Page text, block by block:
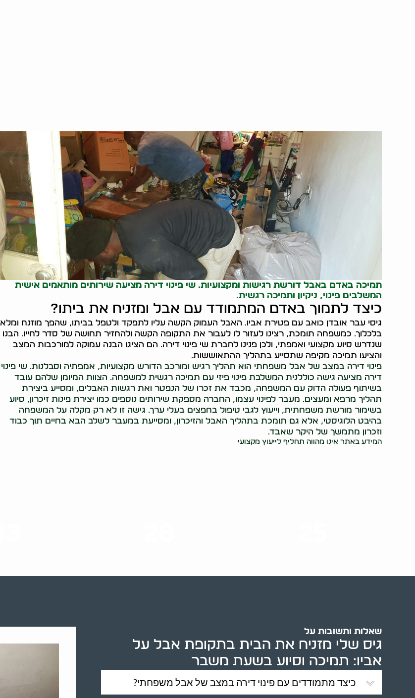
תמיכה באדם באבל דורשת רגישות ומקצועיות. שי פינוי דירה מציעה שירותים מותאמים אישית
המשלבים פינוי, ניקיון ותמיכה רגשית.
כיצד לתמוך באדם המתמודד עם אבל ומזניח את ביתו?
גיסי עבר אובדן כואב עם פטירת אביו. האבל העמוק הקשה עליו לתפקד ולטפל בביתו, שהפך מוזנח ומלא
בלכלוך. כמשפחה תומכת, רצינו לעזור לו לעבור את התקופה הקשה ולהחזיר תחושה של סדר לחייו. הבנו
שנדרש סיוע מקצועי ואמפתי, ולכן פנינו לחברת שי פינוי דירה. הם הציגו הבנה עמוקה למורכבות המצב
והציעו תמיכה מקיפה שתסייע בתהליך ההתאוששות.
פינוי דירה במצב של אבל משפחתי הוא תהליך רגיש ומורכב הדורש מקצועיות, אמפתיה וסבלנות. שי פינוי
דירה מציעה גישה כוללנית המשלבת פינוי פיזי עם תמיכה רגשית למשפחה. הצוות המיומן שלהם עובד
בשיתוף פעולה הדוק עם המשפחה, מכבד את זכרו של הנפטר ואת רגשות האבלים, ומסייע ביצירת
תהליך מרפא ומעצים. מעבר לפינוי עצמו, החברה מספקת שירותים נוספים כמו יצירת פינות זיכרון, סיוע
בשימור מורשת משפחתית, וייעוץ לגבי טיפול בחפצים בעלי ערך. גישה זו לא רק מקלה על המשפחה
בהיבט הלוגיסטי, אלא גם תומכת בתהליך האבל והזיכרון, ומסייעת במעבר לשלב הבא בחיים תוך כבוד
וזכרון מתמשך של היקר שאבד.
המידע באתר אינו מהווה תחליף לייעוץ מקצועי
שאלות ותשובות על
גיס שלי מזניח את הבית בתקופת אבל על
אביו: תמיכה וסיוע בשעת משבר
כיצד מתמודדים עם פינוי דירה במצב של אבל משפחתי?